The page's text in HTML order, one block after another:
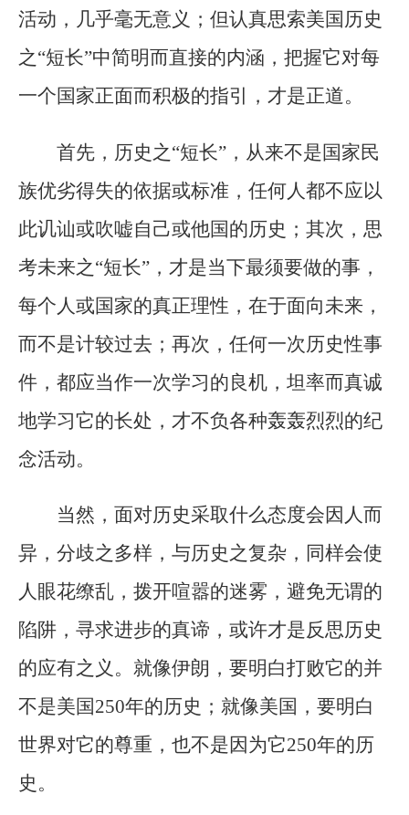
活动，几乎毫无意义；但认真思索美国历史
之“短长”中简明而直接的内涵，把握它对每
一个国家正面而积极的指引，才是正道。
首先，历史之“短长”，从来不是国家民
族优劣得失的依据或标准，任何人都不应以
此讥讪或吹嘘自己或他国的历史；其次，思
考未来之“短长”，才是当下最须要做的事，
每个人或国家的真正理性，在于面向未来，
而不是计较过去；再次，任何一次历史性事
件，都应当作一次学习的良机，坦率而真诚
地学习它的长处，才不负各种轰轰烈烈的纪
念活动。
当然，面对历史采取什么态度会因人而
异，分歧之多样，与历史之复杂，同样会使
人眼花缭乱，拨开喧嚣的迷雾，避免无谓的
陷阱，寻求进步的真谛，或许才是反思历史
的应有之义。就像伊朗，要明白打败它的并
不是美国250年的历史；就像美国，要明白
世界对它的尊重，也不是因为它250年的历
史。